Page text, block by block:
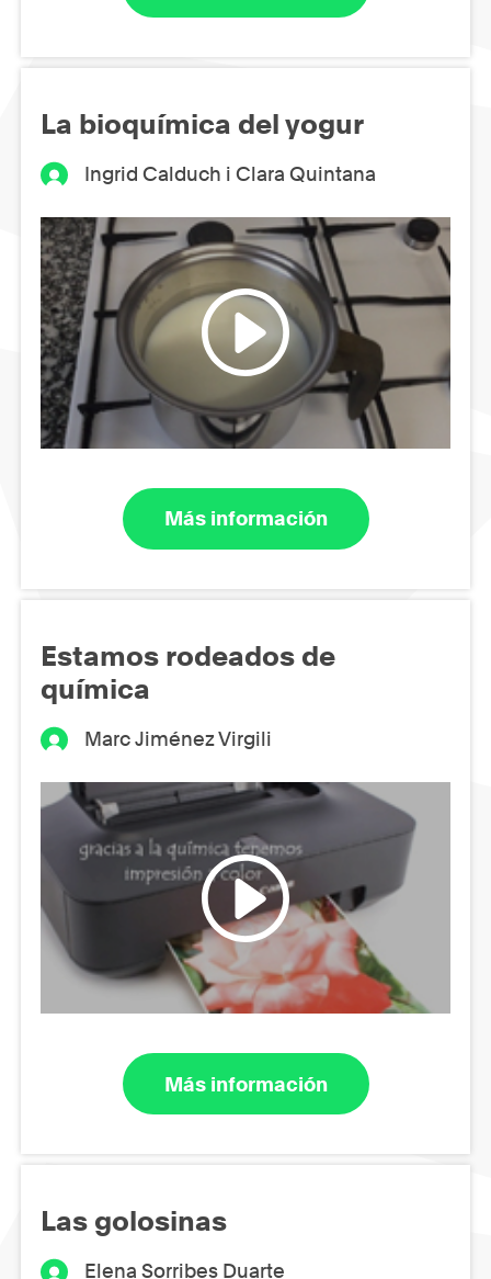
La bioquímica del yogur
Ingrid Calduch i Clara Quintana
Más información
Estamos rodeados de
química
Marc Jiménez Virgili
Más información
Las golosinas
Elena Sorribes Duarte